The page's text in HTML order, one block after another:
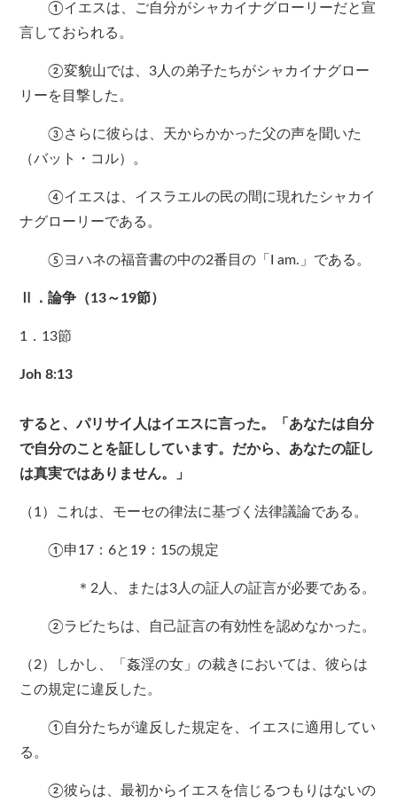
①イエスは、ご自分がシャカイナグローリーだと宣
言しておられる。
②変貌山では、3人の弟子たちがシャカイナグロー
リーを目撃した。
③さらに彼らは、天からかかった父の声を聞いた
（バット・コル）。
④イエスは、イスラエルの民の間に現れたシャカイ
ナグローリーである。
⑤ヨハネの福音書の中の2番目の「I am.」である。
Ⅱ．論争（13～19節）
1．13節
Joh 8:13
すると、パリサイ人はイエスに言った。「あなたは自分
で自分のことを証ししています。だから、あなたの証し
は真実ではありません。」
（1）これは、モーセの律法に基づく法律議論である。
①申17：6と19：15の規定
＊2人、または3人の証人の証言が必要である。
②ラビたちは、自己証言の有効性を認めなかった。
（2）しかし、「姦淫の女」の裁きにおいては、彼らは
この規定に違反した。
①自分たちが違反した規定を、イエスに適用してい
る。
②彼らは、最初からイエスを信じるつもりはないの